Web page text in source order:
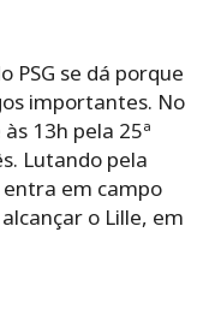
PSG se dá porque
importantes. No
13h pela 25ª
Lutando pela
em campo
o Lille, em